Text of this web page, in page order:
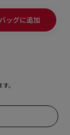
ッグに追加
。